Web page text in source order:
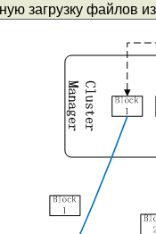
загрузку файлов